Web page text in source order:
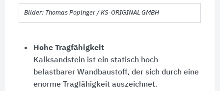
Bilder: Thomas Popinger / KS-ORIGINAL GMBH
Hohe Tragfähigkeit
Kalksandstein ist ein statisch hoch
belastbarer Wandbaustoff, der sich durch eine
enorme Tragfähigkeit auszeichnet.